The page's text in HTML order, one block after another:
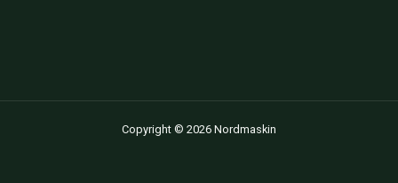
Copyright © 2026 Nordmaskin